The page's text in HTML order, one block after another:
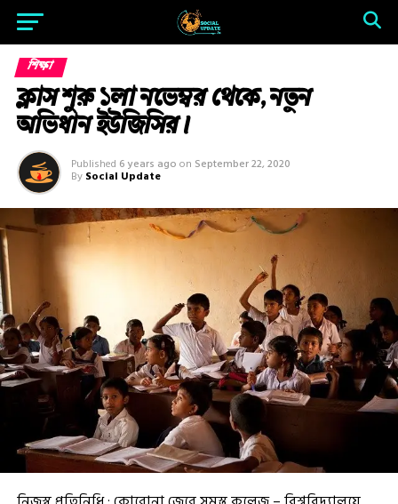
শিক্ষা
ক্লাস শুরু ১লা নভেম্বর থেকে, নতুন
অভিধান ইউজিসির।
Published 6 years ago on September 22, 2020
By Social Update